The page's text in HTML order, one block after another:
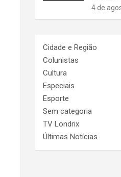
4 de
Cidade e Região
Colunistas
Cultura
Especiais
Esporte
Sem categoria
TV Londrix
Últimas Notícias